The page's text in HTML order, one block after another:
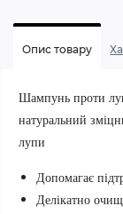
Опис товару
Шампунь проти
натуральний
лупи
Допомагає
Делікатно